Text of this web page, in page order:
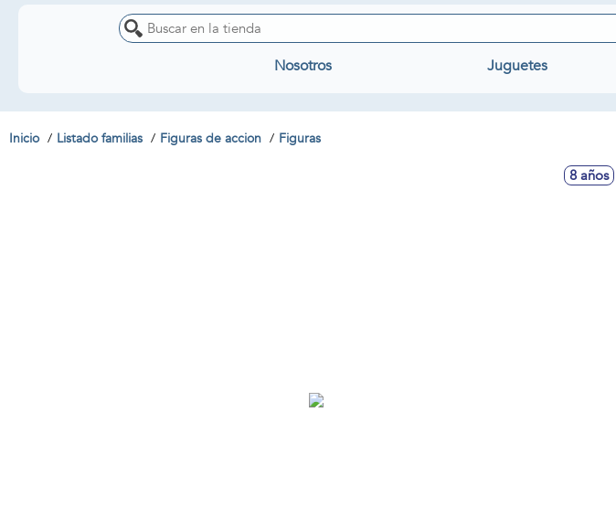
Nosotros Juguetes
Inicio Listado familias Figuras de accion Figuras
8 años